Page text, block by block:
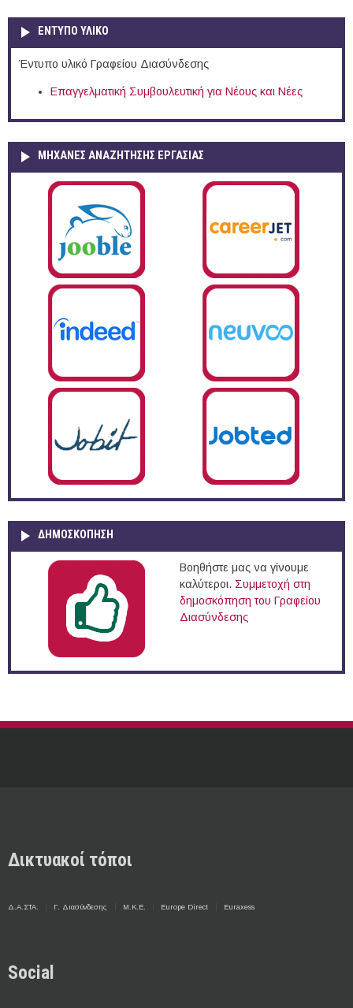
ΕΝΤΥΠΟ ΥΛΙΚΟ
Έντυπο υλικό Γραφείου Διασύνδεσης
Επαγγελματική Συμβουλευτική για Νέους και Νέες
ΜΗΧΑΝΕΣ ΑΝΑΖΗΤΗΣΗΣ ΕΡΓΑΣΙΑΣ
ΔΗΜΟΣΚΌΠΗΣΗ
Βοηθήστε μας να γίνουμε
καλύτεροι. Συμμετοχή στη
δημοσκόπηση του Γραφείου
Διασύνδεσης
Δικτυακοί τόποι
Δ.Α.ΣΤΑ. Γ. Διασύνδεσης Μ.Κ.Ε. Europe Direct Euraxess
Social